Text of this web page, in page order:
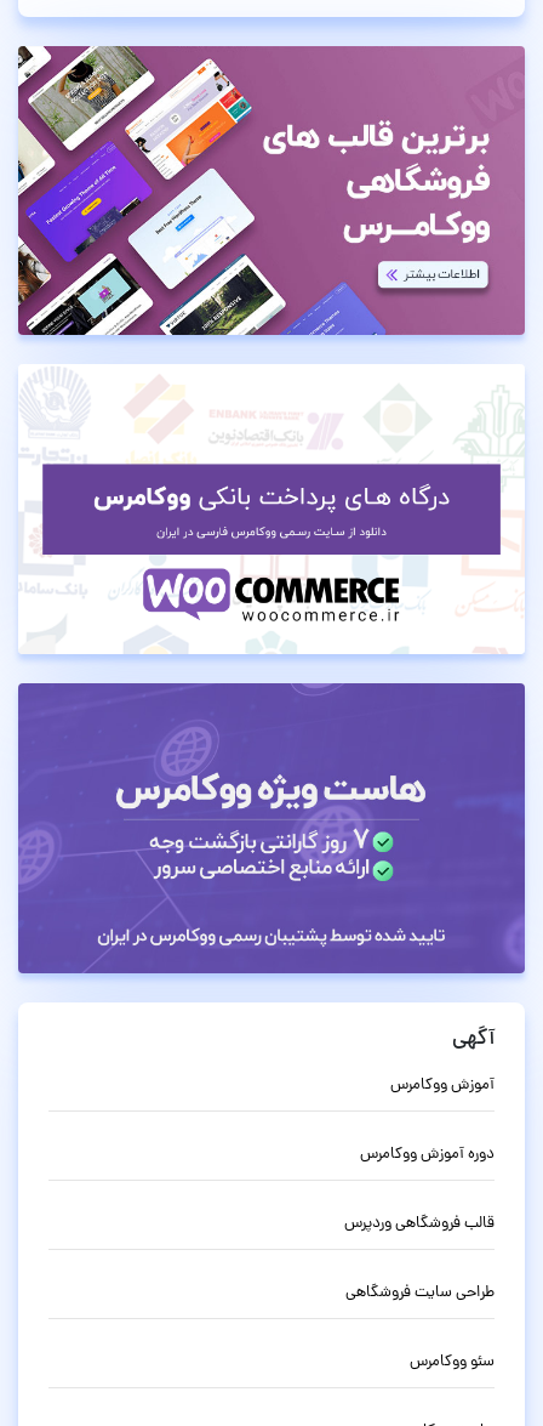
آگهی
آموزش ووکامرس
دوره آموزش ووکامرس
قالب فروشگاهی وردپرس
طراحی سایت فروشگاهی
سئو ووکامرس